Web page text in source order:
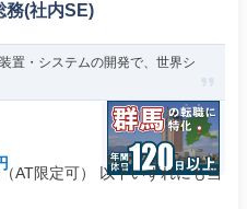
務(社内SE)
置・システムの開発で、世界シ
AT限定可） 以下いずれにも当